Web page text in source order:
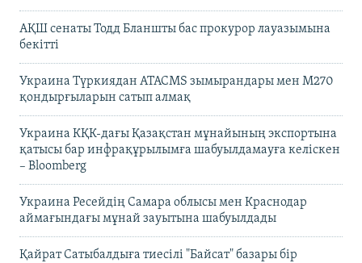
АҚШ сенаты Тодд Бланшты бас прокурор лауазымына
бекітті
Украина Түркиядан ATACMS зымырандары мен M270
қондырғыларын сатып алмақ
Украина КҚК-дағы Қазақстан мұнайының экспортына
қатысы бар инфрақұрылымға шабуылдамауға келіскен
– Bloomberg
Украина Ресейдің Самара облысы мен Краснодар
аймағындағы мұнай зауытына шабуылдады
Қайрат Сатыбалдыға тиесілі "Байсат" базары бір